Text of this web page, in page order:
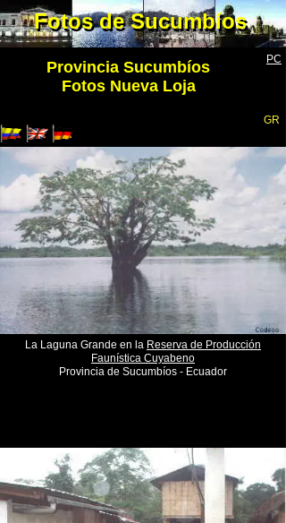
Provincia Sucumbíos
Fotos Nueva Loja
Fotos de Sucumbíos
Fotos de Sucumbíos
PC
La Laguna Grande en la Reserva de Producción
Faunística Cuyabeno
Provincia de Sucumbíos - Ecuador
GR